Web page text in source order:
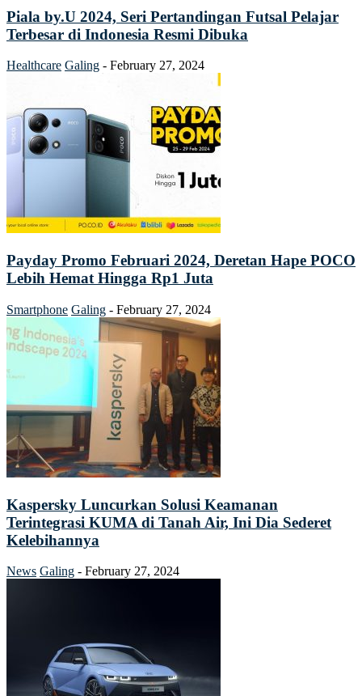
Piala by.U 2024, Seri Pertandingan Futsal Pelajar
Terbesar di Indonesia Resmi Dibuka
Healthcare Galing - February 27, 2024
Payday Promo Februari 2024, Deretan Hape POCO
Lebih Hemat Hingga Rp1 Juta
Smartphone Galing - February 27, 2024
Kaspersky Luncurkan Solusi Keamanan
Terintegrasi KUMA di Tanah Air, Ini Dia Sederet
Kelebihannya
News Galing - February 27, 2024